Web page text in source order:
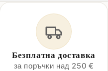
Безплатна доставка
за поръчки над 250 €